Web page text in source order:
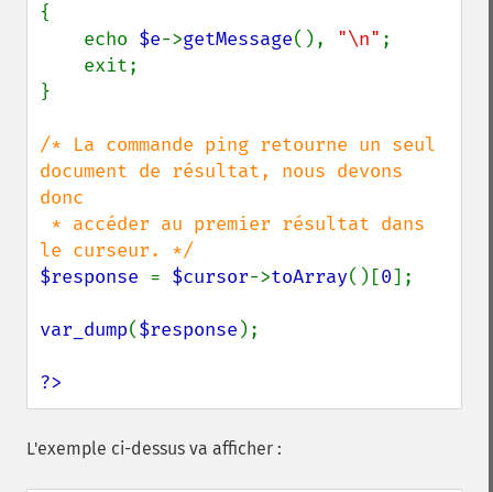
{
    echo
$e->getMessage(), "\n" ;
}
/* La commande ping retourne un seul
document de résultat, nous devons
donc
$response = $cursor->toArray()[0];
var_dump($response );
?>
L'exemple ci-dessus va afficher :